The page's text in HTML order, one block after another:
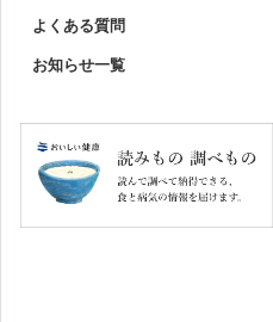
よくある質問
お知らせ一覧